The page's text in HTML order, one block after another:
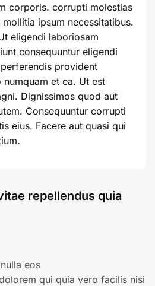
corporis. corrupti molestias
ipsum necessitatibus.
eligendi laboriosam
consequuntur eligendi
provident
et ea. Ut est
Dignissimos quod aut
Consequuntur corrupti
eius. Facere aut quasi qui
repellendus quia
eos
qui quia vero facilis nisi